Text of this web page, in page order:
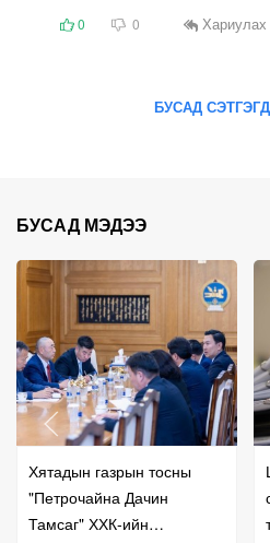
0 0 Хариулах
БУСАД
БУСАД МЭДЭЭ
Хятадын газрын тосны
"Петрочайна Дачин
Тамсаг" ХХК-ийн